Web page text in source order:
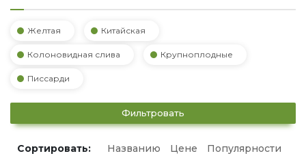
Желтая Китайская
Колоновидная слива Крупноплодные
Писсарди
Фильтровать
Сортировать: Названию Цене Популярности